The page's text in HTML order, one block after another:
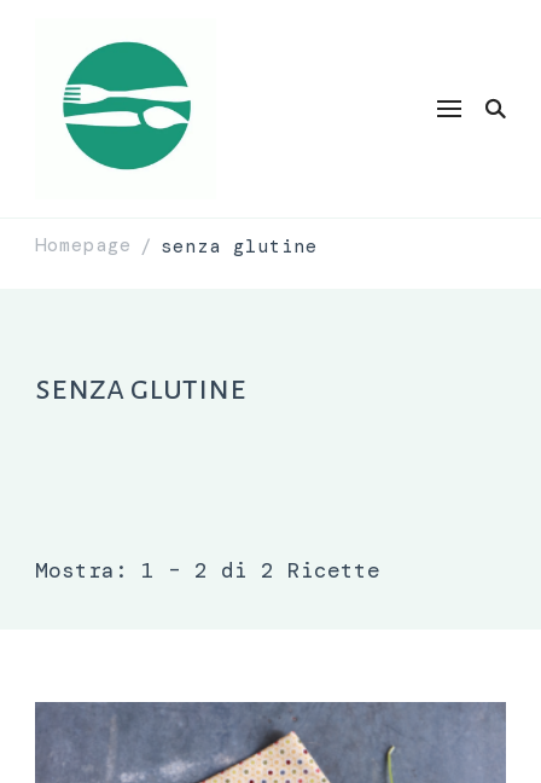
Homepage / senza glutine
senza glutine
Mostra: 1 – 2 di 2 Ricette